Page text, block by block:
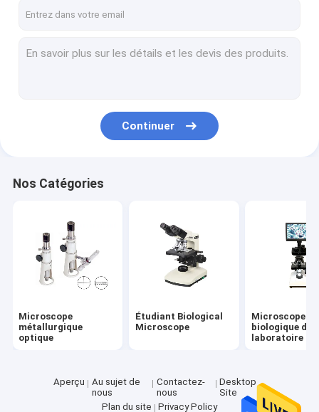
Continuer
Nos Catégories
Microscope
métallurgique
optique
Étudiant Biological
Microscope
Microscope
biologique de
laboratoire
Aperçu
Au sujet de
nous
Contactez-
nous
Desktop
Site
Plan du site
Privacy Policy